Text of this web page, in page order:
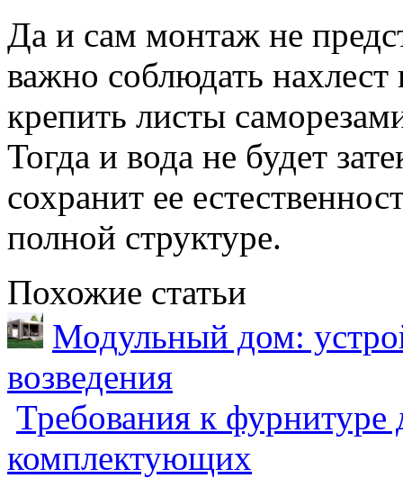
Да и сам монтаж не
важно соблюдать
крепить листы
Тогда и вода не будет
сохранит ее
полной структуре.
Похожие статьи
Модульный дом:
возведения
Требования к фурнитуре
комплектующих